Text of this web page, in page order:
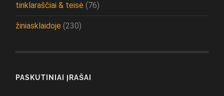
tinklaraščiai & teisė (76)
žiniasklaidoje (230)
PASKUTINIAI ĮRAŠAI